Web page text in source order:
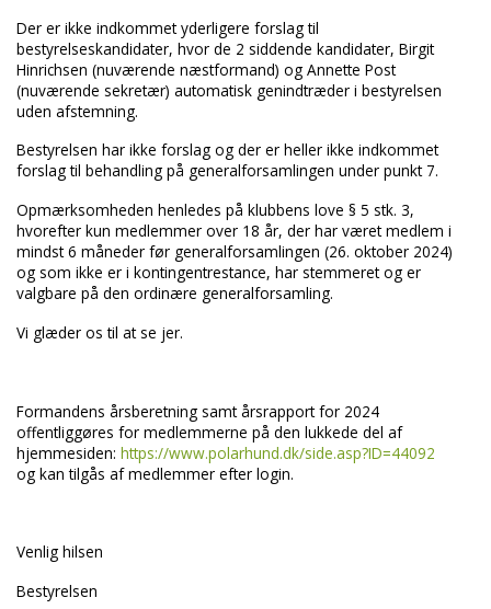
Der er ikke indkommet yderligere forslag til
bestyrelseskandidater, hvor de 2 siddende kandidater, Birgit
Hinrichsen (nuværende næstformand) og Annette Post
(nuværende sekretær) automatisk genindtræder i bestyrelsen
uden afstemning.
Bestyrelsen har ikke forslag og der er heller ikke indkommet
forslag til behandling på generalforsamlingen under punkt 7.
Opmærksomheden henledes på klubbens love § 5 stk. 3,
hvorefter kun medlemmer over 18 år, der har været medlem i
mindst 6 måneder før generalforsamlingen (26. oktober 2024)
og som ikke er i kontingentrestance, har stemmeret og er
valgbare på den ordinære generalforsamling.
Vi glæder os til at se jer.
Formandens årsberetning samt årsrapport for 2024
offentliggøres for medlemmerne på den lukkede del af
hjemmesiden: https://www.polarhund.dk/side.asp?ID=44092
og kan tilgås af medlemmer efter login.
Venlig hilsen
Bestyrelsen